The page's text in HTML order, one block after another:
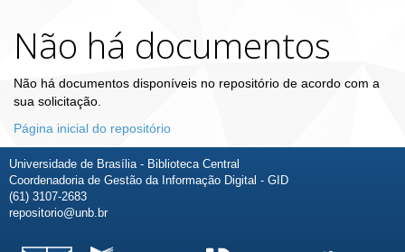
Não há documentos
Não há documentos disponíveis no repositório de acordo com a
sua solicitação.
Página inicial do repositório
Universidade de Brasília - Biblioteca Central
Coordenadoria de Gestão da Informação Digital - GID
(61) 3107-2683
repositorio@unb.br